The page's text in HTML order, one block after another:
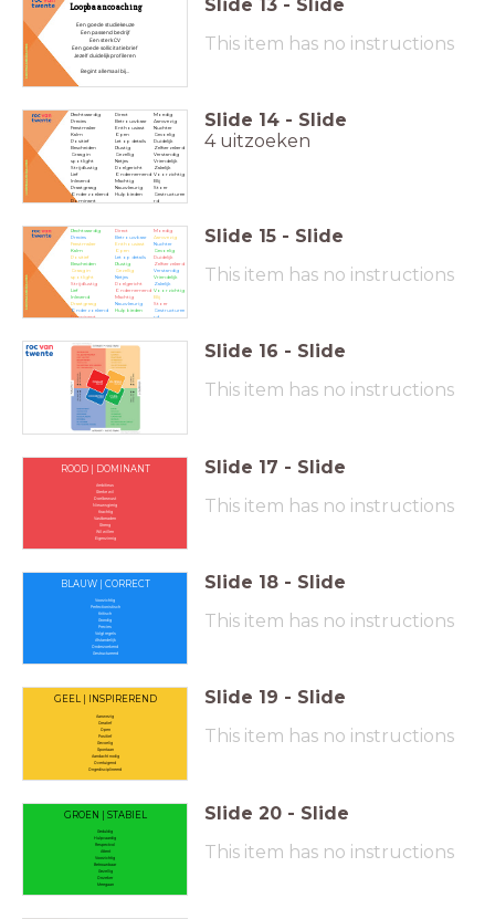
Loopbaancoaching
Een goede studiekeuze
Een passend bedrijf
Een sterk CV
Een goede sollicitatiebrief
Jezelf duidelijk profileren
Begint allemaal bij...
Slide 13 - Slide
This item has no instructions
Rechtvaardig
Precies
Feestmaker
Kalm
Positief
Bescheiden
Graag in
spotlight
Strijdlustig
Lief
Inlevend
Praatgraag
Onderzoekend
Dominant
Direct
Betrouwbaar
Enthousiast
Open
Let op details
Rustig
Gezellig
Netjes
Doelgericht
Ondernemend
Machtig
Nauwkeurig
Hulp bieden
Moedig
Aanwezig
Nuchter
Gevoelig
Duidelijk
Zelfverzekerd
Verstandig
Vriendelijk
Zakelijk
Voorzichtig
Blij
Stoer
Gestructuree
rd
Slide 14 - Slide
4 uitzoeken
Rechtvaardig
Precies
Feestmaker
Kalm
Positief
Bescheiden
Graag in
spotlight
Strijdlustig
Lief
Inlevend
Praatgraag
Onderzoekend
Dominant
Direct
Betrouwbaar
Enthousiast
Open
Let op details
Rustig
Gezellig
Netjes
Doelgericht
Ondernemend
Machtig
Nauwkeurig
Hulp bieden
Moedig
Aanwezig
Nuchter
Gevoelig
Duidelijk
Zelfverzekerd
Verstandig
Vriendelijk
Zakelijk
Voorzichtig
Blij
Stoer
Gestructuree
rd
Slide 15 - Slide
This item has no instructions
Slide 16 - Slide
This item has no instructions
ROOD | DOMINANT
Ambitieus
Sterke wil
Doelbewust
Nieuwsgierig
Krachtig
Vastberaden
Streng
Wil willen
Eigenzinnig
Slide 17 - Slide
This item has no instructions
BLAUW | CORRECT
Voorzichtig
Perfectionistisch
Kritisch
Grondig
Precies
Volgt regels
Afstandelijk
Onderzoekend
Gestructureerd
Slide 18 - Slide
This item has no instructions
GEEL | INSPIREREND
Aanwezig
Creatief
Open
Positief
Gevoelig
Spontaan
Aandacht nodig
Overtuigend
Ongedisciplineerd
Slide 19 - Slide
This item has no instructions
GROEN | STABIEL
Geduldig
Hulpvaardig
Respectvol
Attent
Voorzichtig
Betrouwbaar
Gezellig
Onzeker
Meegaan
Slide 20 - Slide
This item has no instructions